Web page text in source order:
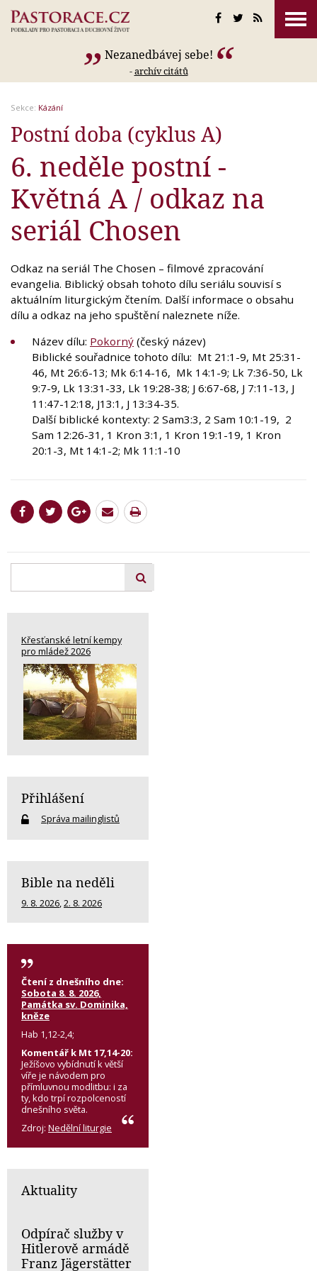
Nezanedbávej sebe!
-archív citátů
Sekce: Kázání
Postní doba (cyklus A)
6. neděle postní -
Květná A / odkaz na
seriál Chosen
Odkaz na seriál The Chosen – filmové zpracování
evangelia. Biblický obsah tohoto dílu seriálu souvisí s
aktuálním liturgickým čtením. Další informace o obsahu
dílu a odkaz na jeho spuštění naleznete níže.
Název dílu: Pokorný (český název)
Biblické souřadnice tohoto dílu: Mt 21:1-9, Mt 25:31-
46, Mt 26:6-13; Mk 6:14-16, Mk 14:1-9; Lk 7:36-50, Lk
9:7-9, Lk 13:31-33, Lk 19:28-38; J 6:67-68, J 7:11-13, J
11:47-12:18, J13:1, J 13:34-35.
Další biblické kontexty: 2 Sam3:3, 2 Sam 10:1-19, 2
Sam 12:26-31, 1 Kron 3:1, 1 Kron 19:1-19, 1 Kron
20:1-3, Mt 14:1-2; Mk 11:1-10
Křesťanské letní kempy
pro mládež 2026
Přihlášení
Správa mailinglistů
Bible na neděli
9. 8. 2026 2. 8. 2026
Čtení z dnešního dne:
Sobota 8. 8. 2026,
Památka sv. Dominika,
kněze
Hab 1,12-2,4;
Komentář k Mt 17,14-20:
Ježíšovo vybídnutí k větší
víře je návodem pro
přímluvnou modlitbu: i za
ty, kdo trpí rozpolceností
dnešního světa.
Zdroj: Nedělní liturgie
Aktuality
Odpírač služby v
Hitlerově armádě
Franz Jägerstätter